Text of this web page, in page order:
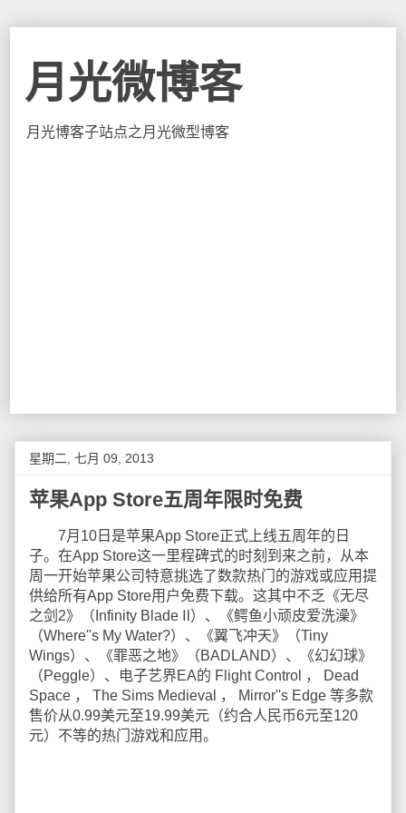
月光微博客
月光博客子站点之月光微型博客
星期二, 七月 09, 2013
苹果App Store五周年限时免费
7月10日是苹果App Store正式上线五周年的日
子。在App Store这一里程碑式的时刻到来之前，从本
周一开始苹果公司特意挑选了数款热门的游戏或应用提
供给所有App Store用户免费下载。这其中不乏《无尽
之剑2》（Infinity Blade Ⅱ）、《鳄鱼小顽皮爱洗澡》
（Where''s My Water?）、《翼飞冲天》（Tiny
Wings）、《罪恶之地》（BADLAND）、《幻幻球》
（Peggle）、电子艺界EA的 Flight Control ， Dead
Space ， The Sims Medieval ， Mirror''s Edge 等多款
售价从0.99美元至19.99美元（约合人民币6元至120
元）不等的热门游戏和应用。